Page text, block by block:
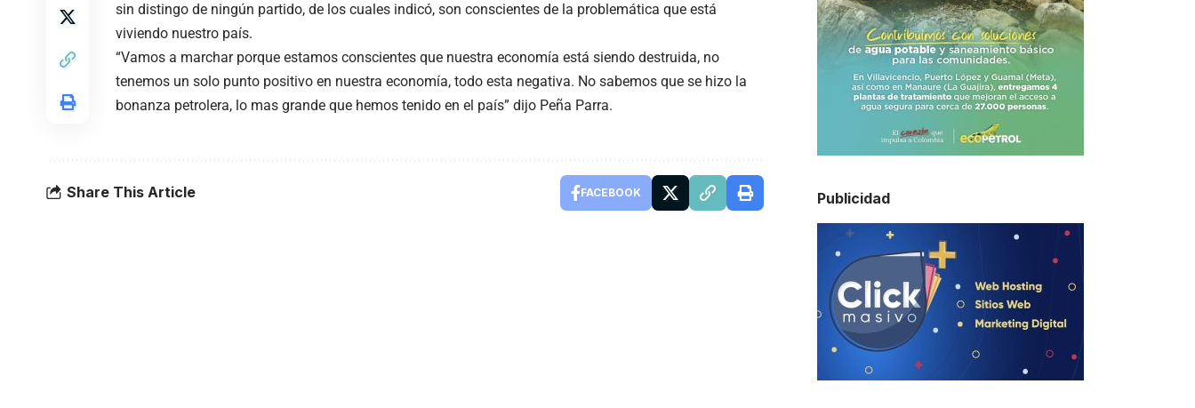
sin distingo de ningún partido, de los cuales indicó, son conscientes de la problemática que está
viviendo nuestro país.
“Vamos a marchar porque estamos conscientes que nuestra economía está siendo destruida, no
tenemos un solo punto positivo en nuestra economía, todo esta negativa. No sabemos que se hizo la
bonanza petrolera, lo mas grande que hemos tenido en el país” dijo Peña Parra.
Share This Article FACEBOOK Publicidad